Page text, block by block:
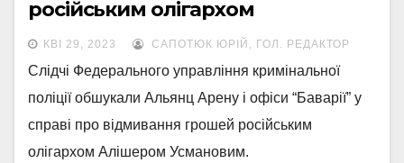
російським олігархом
КВІ 29, 2023 САПОТЮК ЮРІЙ, ГОЛ. РЕДАКТОР
Слідчі Федерального управління кримінальної
поліції обшукали Альянц Арену і офіси “Баварії” у
справі про відмивання грошей російським
олігархом Алішером Усмановим.